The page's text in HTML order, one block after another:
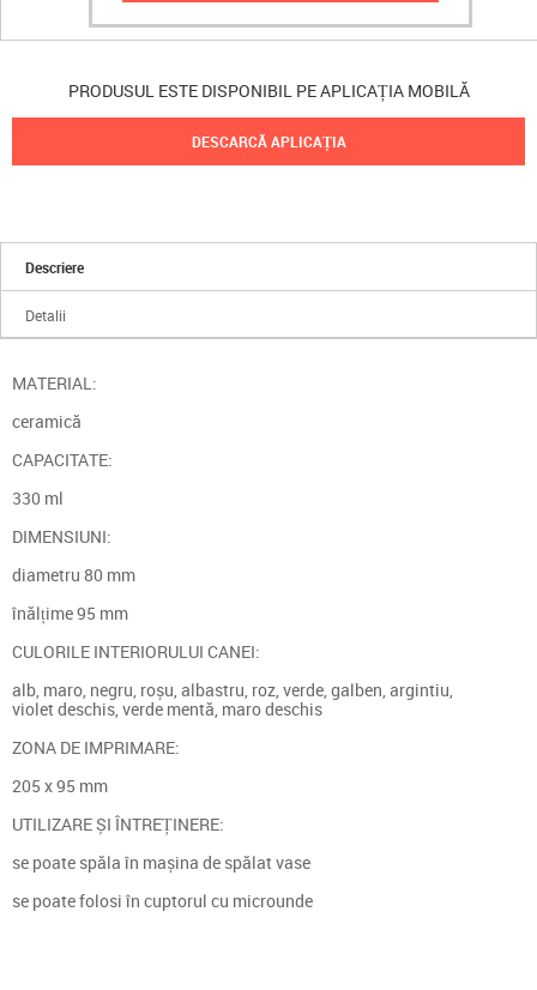
PRODUSUL ESTE DISPONIBIL PE APLICAȚIA MOBILĂ
DESCARCĂ APLICAȚIA
Descriere
Detalii
MATERIAL:
ceramică
CAPACITATE:
330 ml
DIMENSIUNI:
diametru 80 mm
înălțime 95 mm
CULORILE INTERIORULUI CANEI:
alb, maro, negru, roșu, albastru, roz, verde, galben, argintiu,
violet deschis, verde mentă, maro deschis
ZONA DE IMPRIMARE:
205 x 95 mm
UTILIZARE ȘI ÎNTREȚINERE:
se poate spăla în mașina de spălat vase
se poate folosi în cuptorul cu microunde